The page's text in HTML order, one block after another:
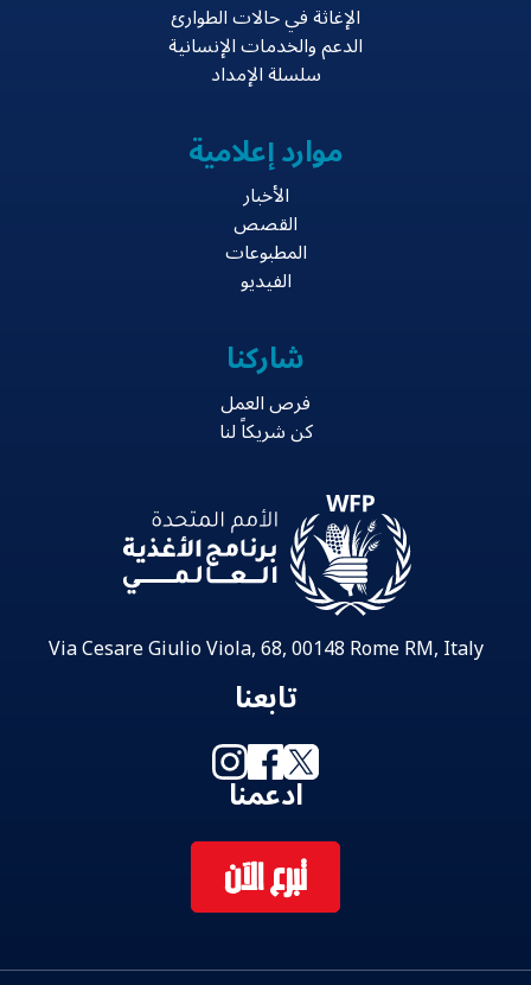
الإغاثة في حالات الطوارئ
الدعم والخدمات الإنسانية
سلسلة الإمداد
موارد إعلامية
الأخبار
القصص
المطبوعات
الفيديو
شاركنا
فرص العمل
كن شريكاً لنا
Via Cesare Giulio Viola, 68, 00148 Rome RM, Italy
تابعنا
ادعمنا
تبرع الآن